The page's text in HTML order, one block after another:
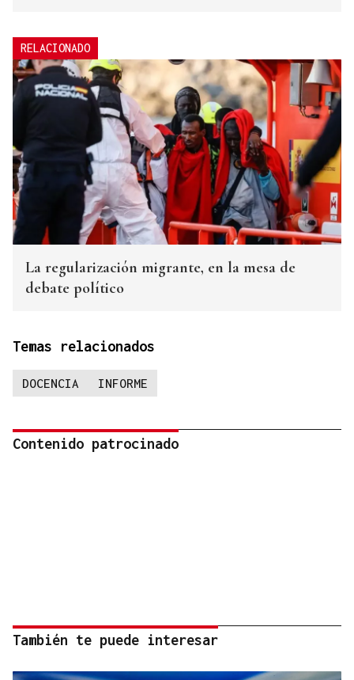
RELACIONADO
La regularización migrante, en la mesa de
debate político
Temas relacionados
DOCENCIA INFORME
Contenido patrocinado
También te puede interesar